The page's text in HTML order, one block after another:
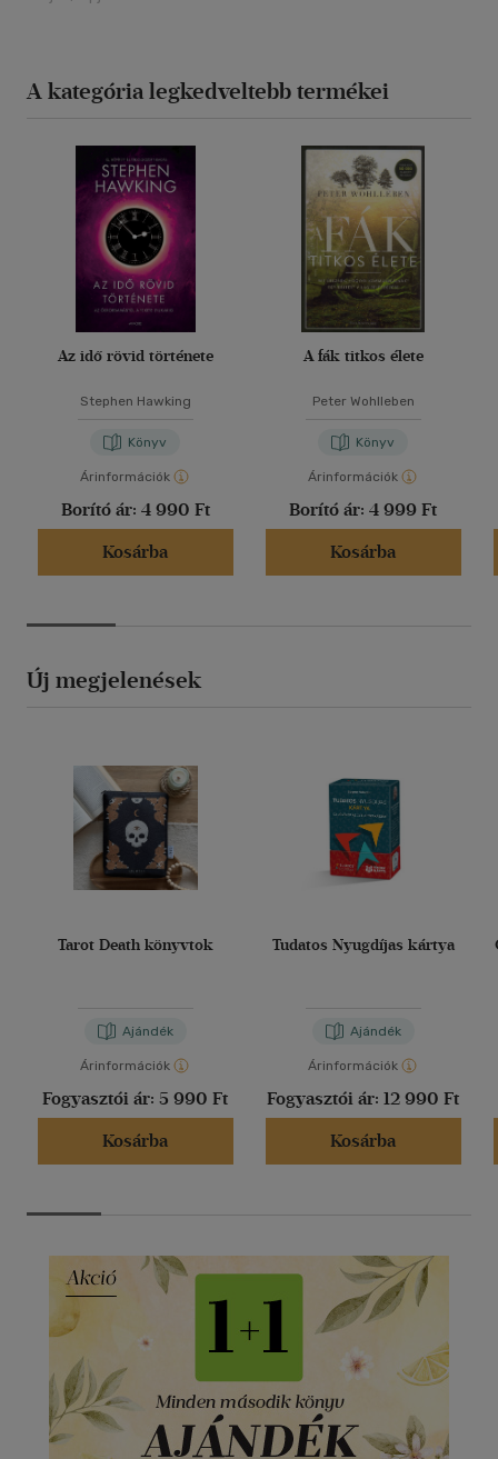
A kategória legkedveltebb termékei
Az idő rövid története
Stephen Hawking
Könyv
Árinformációk
Borító ár: 4 990 Ft
Kosárba
A fák titkos élete
Peter Wohlleben
Könyv
Árinformációk
Borító ár: 4 999 Ft
Kosárba
Új megjelenések
Tarot Death könyvtok
Ajándék
Árinformációk
Fogyasztói ár: 5 990 Ft
Kosárba
Tudatos Nyugdíjas kártya
Ajándék
Árinformációk
Fogyasztói ár: 12 990 Ft
Kosárba